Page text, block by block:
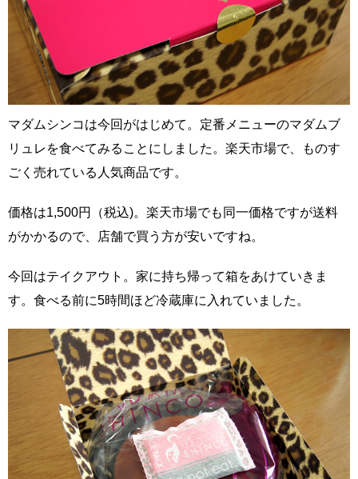
マダムシンコは今回がはじめて。定番メニューのマダムブ
リュレを食べてみることにしました。楽天市場で、ものす
ごく売れている人気商品です。
価格は1,500円（税込)。楽天市場でも同一価格ですが送料
がかかるので、店舗で買う方が安いですね。
今回はテイクアウト。家に持ち帰って箱をあけていきま
す。食べる前に5時間ほど冷蔵庫に入れていました。